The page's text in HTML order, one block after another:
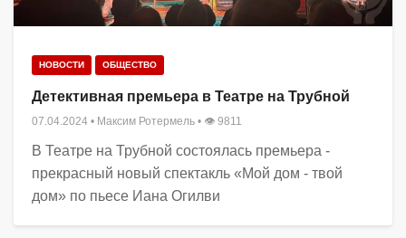
НОВОСТИ ОБЩЕСТВО
Детективная премьера в Театре на Трубной
07.04.2024 • Максим Ротермель • 👁 9811
В Театре на Трубной состоялась премьера -
прекрасный новый спектакль «Мой дом - твой
дом» по пьесе Иана Огилви